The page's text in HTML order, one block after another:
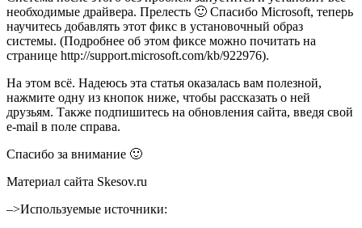
необходимые драйвера. Прелесть 🙂 Спасибо Microsoft, теперь
научитесь добавлять этот фикс в установочный образ
системы. (Подробнее об этом фиксе можно почитать на
странице http://support.microsoft.com/kb/922976).
На этом всё. Надеюсь эта статья оказалась вам полезной,
нажмите одну из кнопок ниже, чтобы рассказать о ней
друзьям. Также подпишитесь на обновления сайта, введя свой
e-mail в поле справа.
Спасибо за внимание 🙂
Материал сайта Skesov.ru
–>Используемые источники: